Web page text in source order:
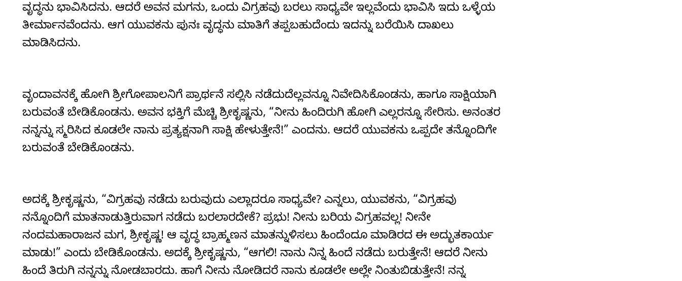
ವೃದ್ಧನು ಭಾವಿಸಿದನು. ಆದರೆ ಅವನ ಮಗನು, ಒಂದು ವಿಗ್ರಹವು ಬರಲು ಸಾಧ್ಯವೇ ಇಲ್ಲವೆಂದು ಭಾವಿಸಿ ಇದು ಒಳ್ಳೆಯ
ತೀರ್ಮಾನವೆಂದನು. ಆಗ ಯುವಕನು ಪುನಃ ವೃದ್ಧನು ಮಾತಿಗೆ ತಪ್ಪಬಹುದೆಂದು ಇದನ್ನು ಬರೆಯಿಸಿ ದಾಖಲು
ಮಾಡಿಸಿದನು.
ವೃಂದಾವನಕ್ಕೆ ಹೋಗಿ ಶ್ರೀಗೋಪಾಲನಿಗೆ ಪ್ರಾರ್ಥನೆ ಸಲ್ಲಿಸಿ ನಡೆದುದೆಲ್ಲವನ್ನೂ ನಿವೇದಿಸಿಕೊಂಡನು, ಹಾಗೂ ಸಾಕ್ಷಿಯಾಗಿ
ಬರುವಂತೆ ಬೇಡಿಕೊಂಡನು. ಅವನ ಭಕ್ತಿಗೆ ಮೆಚ್ಚಿ ಶ್ರೀಕೃಷ್ಣನು, “ನೀನು ಹಿಂದಿರುಗಿ ಹೋಗಿ ಎಲ್ಲರನ್ನೂ ಸೇರಿಸು. ಅನಂತರ
ನನ್ನನ್ನು ಸ್ಮರಿಸಿದ ಕೂಡಲೇ ನಾನು ಪ್ರತ್ಯಕ್ಷನಾಗಿ ಸಾಕ್ಷಿ ಹೇಳುತ್ತೇನೆ!” ಎಂದನು. ಆದರೆ ಯುವಕನು ಒಪ್ಪದೇ ತನ್ನೊಂದಿಗೇ
ಬರುವಂತೆ ಬೇಡಿಕೊಂಡನು.
ಅದಕ್ಕೆ ಶ್ರೀಕೃಷ್ಣನು, “ವಿಗ್ರಹವು ನಡೆದು ಬರುವುದು ಎಲ್ಲಾದರೂ ಸಾಧ್ಯವೇ? ಎನ್ನಲು, ಯುವಕನು, “ವಿಗ್ರಹವು
ನನ್ನೊಂದಿಗೆ ಮಾತನಾಡುತ್ತಿರುವಾಗ ನಡೆದು ಬರಲಾರದೇಕೆ? ಪ್ರಭು! ನೀನು ಬರಿಯ ವಿಗ್ರಹವಲ್ಲ! ನೀನೇ
ನಂದಮಹಾರಾಜನ ಮಗ, ಶ್ರೀಕೃಷ್ಣ! ಆ ವೃದ್ಧ ಬ್ರಾಹ್ಮಣನ ಮಾತನ್ನುಳಿಸಲು ಹಿಂದೆಂದೂ ಮಾಡಿರದ ಈ ಅದ್ಭುತಕಾರ್ಯ
ಮಾಡು!” ಎಂದು ಬೇಡಿಕೊಂಡನು. ಅದಕ್ಕೆ ಶ್ರೀಕೃಷ್ಣನು, “ಆಗಲಿ! ನಾನು ನಿನ್ನ ಹಿಂದೆ ನಡೆದು ಬರುತ್ತೇನೆ! ಆದರೆ ನೀನು
ಹಿಂದೆ ತಿರುಗಿ ನನ್ನನ್ನು ನೋಡಬಾರದು. ಹಾಗೆ ನೀನು ನೋಡಿದರೆ ನಾನು ಕೂಡಲೇ ಅಲ್ಲೇ ನಿಂತುಬಿಡುತ್ತೇನೆ! ನನ್ನ